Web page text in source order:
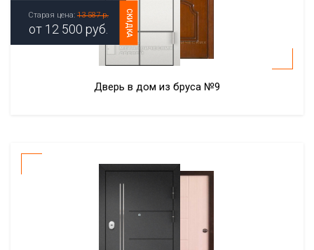
СКИДКА
Старая цена: 13 587 р.
от 12 500 руб.
Дверь в дом из бруса №9